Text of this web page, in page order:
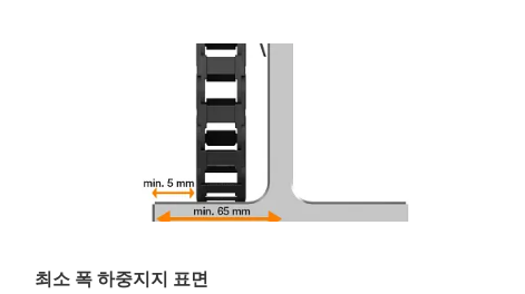
최소 폭 하중지지 표면